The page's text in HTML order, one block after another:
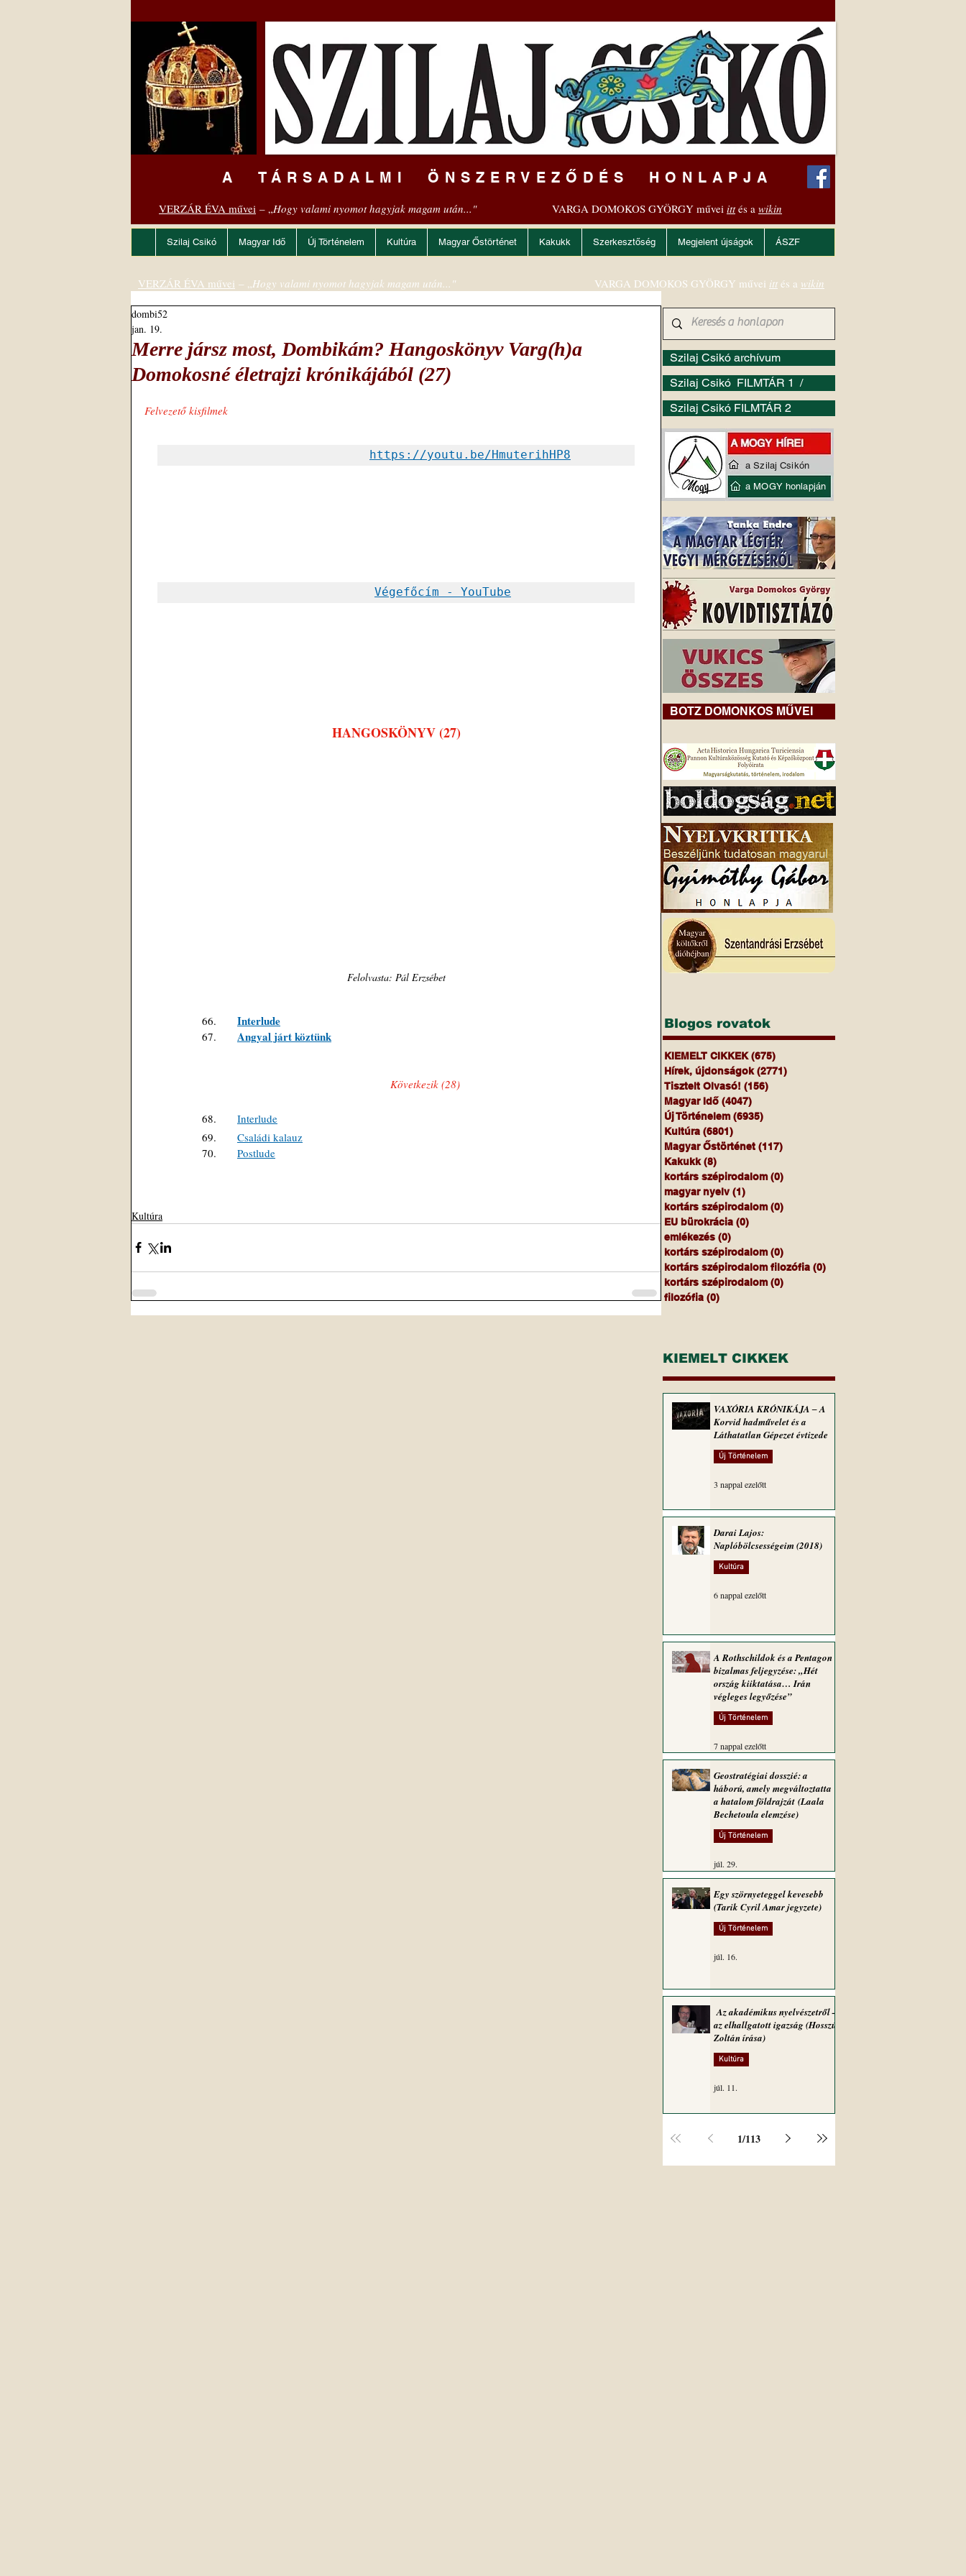
A TÁRSADALMI ÖNSZERVEZŐDÉS HONLAPJA
VERZÁR ÉVA művei – „Hogy valami nyomot hagyjak magam után..." VARGA DOMOKOS GYÖRGY művei ittés a wikin
Szilaj Csikó Magyar Idő Új Történelem Kultúra Magyar Őstörténet Kakukk Szerkesztőség Megjelent újságok ÁSZF
Merre jársz most, Dombikám? Hangoskönyv Varg(h)a
Domokosné életrajzi krónikájából (27)
dombi52
jan. 19.
Felvezető kisfilmek
https://youtu.be/HmuterihHP8
Végefőcím - YouTube
HANGOSKÖNYV (27)
Felolvasta: Pál Erzsébet
66. Interlude
67. Angyal járt köztünk
Következik (28)
68. Interlude
69. Családi kalauz
70. Postlude
Kultúra
Szilaj Csikó archívum
Szilaj Csikó FILMTÁR 1 /
Szilaj Csikó FILMTÁR 2
VERZÁR ÉVA művei – „Hogy valami nyomot hagyjak magam után..." VARGA DOMOKOS GYÖRGY művei itt és a wikin
BOTZ DOMONKOS MŰVEI
Blogos rovatok
KIEMELT CIKKEK (675)
Hírek, újdonságok (2771)
Tisztelt Olvasó! (156)
Magyar Idő (4047)
Új Történelem (6935)
Kultúra (6801)
Magyar Őstörténet (117)
Kakukk (8)
kortárs szépirodalom (0)
magyar nyelv (1)
kortárs szépirodalom (0)
EU bürokrácia (0)
emlékezés (0)
kortárs szépirodalom (0)
kortárs szépirodalom filozófia (0)
kortárs szépirodalom (0)
filozófia (0)
KIEMELT CIKKEK
VAXÓRIA KRÓNIKÁJA ‒ A
Korvid hadművelet és a
Láthatatlan Gépezet évtizede
Új Történelem
3 nappal ezelőtt
Darai Lajos:
Naplóbölcsességeim (2018)
Kultúra
6 nappal ezelőtt
A Rothschildok és a Pentagon
bizalmas feljegyzése: „Hét
ország kiiktatása… Irán
végleges legyőzése”
Új Történelem
7 nappal ezelőtt
Geostratégiai dosszié: a
háború, amely megváltoztatta
a hatalom földrajzát (Laala
Bechetoula elemzése)
Új Történelem
júl. 29.
Egy szörnyeteggel kevesebb
(Tarik Cyril Amar jegyzete)
Új Történelem
júl. 16.
Az akadémikus nyelvészetről –
az elhallgatott igazság (Hosszú
Zoltán írása)
Kultúra
júl. 11.
1/113
a Szilaj Csikón
a MOGY honlapján